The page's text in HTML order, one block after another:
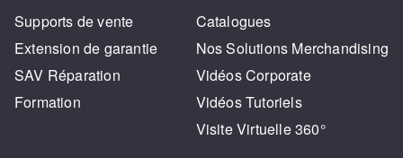
Supports de vente
Extension de garantie
SAV Réparation
Formation
Catalogues
Nos Solutions Merchandising
Vidéos Corporate
Vidéos Tutoriels
Visite Virtuelle 360°